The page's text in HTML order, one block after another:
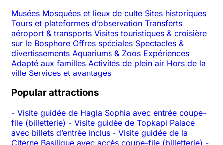
Musées Mosquées et lieux de culte Sites historiques
Tours et plateformes d’observation Transferts
aéroport & transports Visites touristiques & croisière
sur le Bosphore Offres spéciales Spectacles &
divertissements Aquariums & Zoos Expériences
Adapté aux familles Activités de plein air Hors de la
ville Services et avantages
Popular attractions
- Visite guidée de Hagia Sophia avec entrée coupe-
file (billetterie) - Visite guidée de Topkapi Palace
avec billets d’entrée inclus - Visite guidée de la
Citerne Basilique avec accès coupe-file (billetterie) -